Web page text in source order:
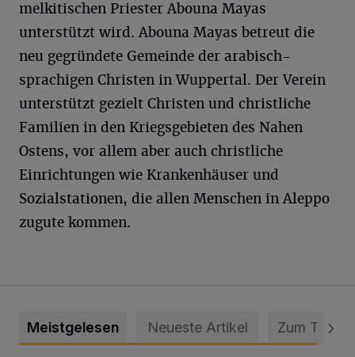
melkitischen Priester Abouna Mayas
unterstützt wird. Abouna Mayas betreut die
neu gegründete Gemeinde der arabisch-
sprachigen Christen in Wuppertal. Der Verein
unterstützt gezielt Christen und christliche
Familien in den Kriegsgebieten des Nahen
Ostens, vor allem aber auch christliche
Einrichtungen wie Krankenhäuser und
Sozialstationen, die allen Menschen in Aleppo
zugute kommen.
Meistgelesen Neueste Artikel Zum Thema